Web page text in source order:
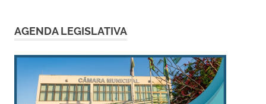
AGENDA LEGISLATIVA